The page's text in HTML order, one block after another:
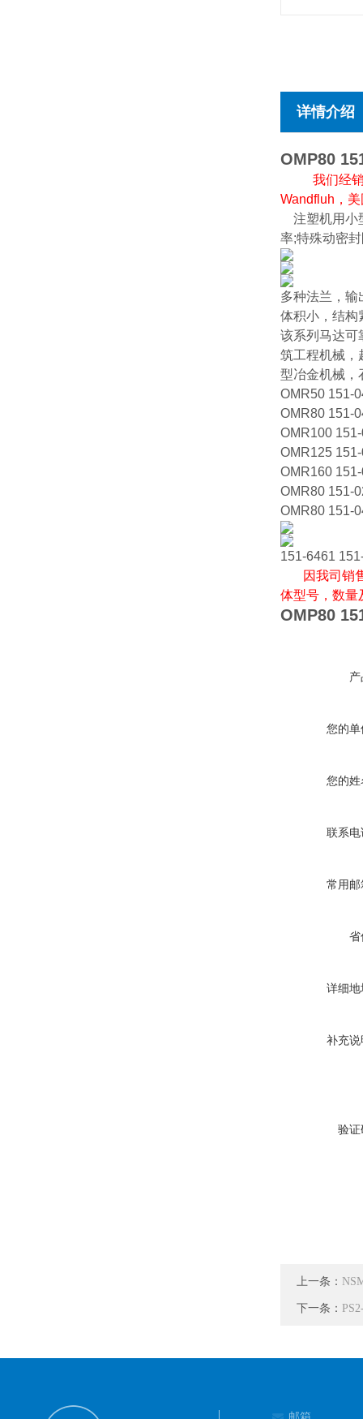
详情介绍
OMP80
我们经销德
Wandfluh，
注塑机用小
率;特殊动密
多种法兰，输
体积小，结构
该系列马达可
筑工程机械，
型冶金机械，
OMR50 151-
OMR80 151-
OMR100
OMR125
OMR160
OMR80 151-
OMR80 151-
151-6461
因我司销
体型号，数量
OMP80
您的
您的
联系
常用
省
详细
补充
验
上一条：
下一条：